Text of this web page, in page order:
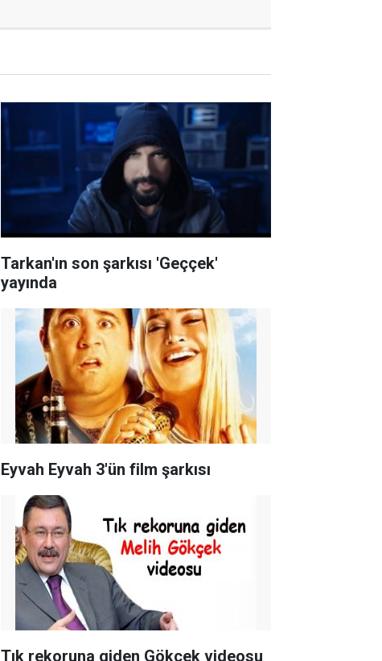
Tarkan'ın son şarkısı 'Geççek'
yayında
Eyvah Eyvah 3'ün film şarkısı
Tık rekoruna giden Gökçek videosu